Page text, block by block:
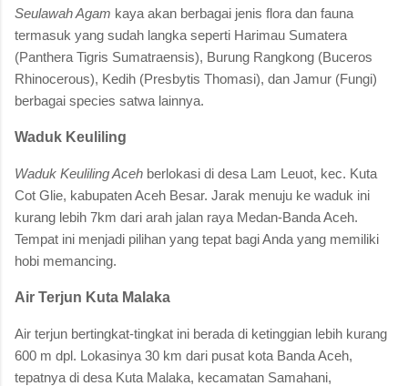
Seulawah Agam kaya akan berbagai jenis flora dan fauna
termasuk yang sudah langka seperti Harimau Sumatera
(Panthera Tigris Sumatraensis), Burung Rangkong (Buceros
Rhinocerous), Kedih (Presbytis Thomasi), dan Jamur (Fungi)
berbagai species satwa lainnya.
Waduk Keuliling
Waduk Keuliling Aceh berlokasi di desa Lam Leuot, kec. Kuta
Cot Glie, kabupaten Aceh Besar. Jarak menuju ke waduk ini
kurang lebih 7km dari arah jalan raya Medan-Banda Aceh.
Tempat ini menjadi pilihan yang tepat bagi Anda yang memiliki
hobi memancing.
Air Terjun Kuta Malaka
Air terjun bertingkat-tingkat ini berada di ketinggian lebih kurang
600 m dpl. Lokasinya 30 km dari pusat kota Banda Aceh,
tepatnya di desa Kuta Malaka, kecamatan Samahani,